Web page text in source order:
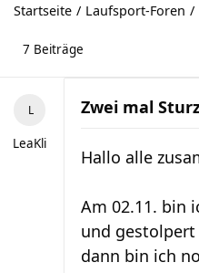
Startseite Laufsport-Foren
7 Beiträge
LeaKli
Zwei mal
Hallo alle
Am 02.11. bin
und
dann bin ich